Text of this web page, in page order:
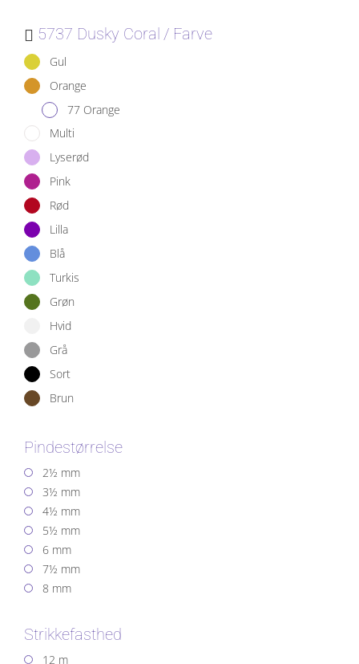
5737 Dusky Coral Farve
Gul
Orange
77 Orange
Multi
Lyserød
Pink
Rød
Lilla
Blå
Turkis
Grøn
Hvid
Grå
Sort
Brun
Pindestørrelse
2½ mm
3½ mm
4½ mm
5½ mm
6 mm
7½ mm
8 mm
Strikkefasthed
12 m